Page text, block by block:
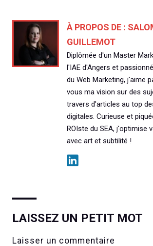
À PROPOS DE :
GUILLEMOT
Diplômée d'un Master
l'IAE d'Angers et
du Web Marketing, j'aime
vous ma vision sur des
travers d'articles au top
digitales. Curieuse et
ROIste du SEA, j'optimise
avec art et subtilité !
LAISSEZ UN PETIT MOT
Laisser un commentaire